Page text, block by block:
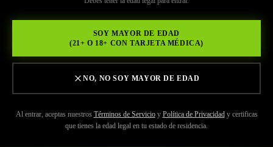
SOY MAYOR DE EDAD
(21+ O 18+ CON TARJETA MÉDICA)
NO, NO SOY MAYOR DE EDAD
Al entrar, aceptas nuestros Términos de Servicio y Política de Privacidad y certificas
que tienes la edad legal en tu estado de residencia.
Deleite sus sentidos con
Wellgreens: Dispensario con
licencia de primera en
Carlsbad para exquisitos
comestibles